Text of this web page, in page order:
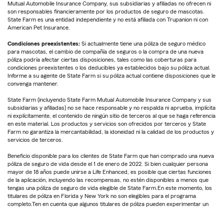
Mutual Automobile Insurance Company, sus subsidiarias y afiliadas no ofrecen ni
son responsables financieramente por los productos de seguro de mascotas.
State Farm es una entidad independiente y no está afiliada con Trupanion ni con
American Pet Insurance.
Condiciones preexistentes: Si actualmente tiene una póliza de seguro médico
para mascotas, el cambio de compañía de seguros o la compra de una nueva
póliza podría afectar ciertas disposiciones, tales como las coberturas para
condiciones preexistentes o los deducibles ya establecidos bajo su póliza actual.
Informe a su agente de State Farm si su póliza actual contiene disposiciones que le
convenga mantener.
State Farm (incluyendo State Farm Mutual Automobile Insurance Company y sus
subsidiarias y afiliadas) no se hace responsable y no respalda ni aprueba, implícita
ni explícitamente, el contenido de ningún sitio de terceros al que se haga referencia
en este material. Los productos y servicios son ofrecidos por terceros y State
Farm no garantiza la mercantabilidad, la idoneidad ni la calidad de los productos y
servicios de terceros.
Beneficio disponible para los clientes de State Farm que han comprado una nueva
póliza de seguro de vida desde el 1 de enero de 2022. Si bien cualquier persona
mayor de 18 años puede unirse a Life Enhanced, es posible que ciertas funciones
de la aplicación, incluyendo las recompensas, no estén disponibles a menos que
tengas una póliza de seguro de vida elegible de State Farm.En este momento, los
titulares de póliza en Florida y New York no son elegibles para el programa
completo.Ten en cuenta que algunos titulares de póliza pueden experimentar un